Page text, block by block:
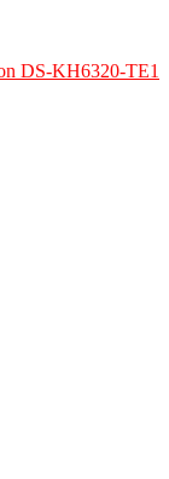
DS-KH6320-TE1